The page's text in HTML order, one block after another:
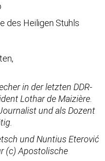
des Heiligen Stuhls
in der letzten DDR-
Lothar de Maizière.
und als Dozent
und Nuntius Eterović
(c) Apostolische